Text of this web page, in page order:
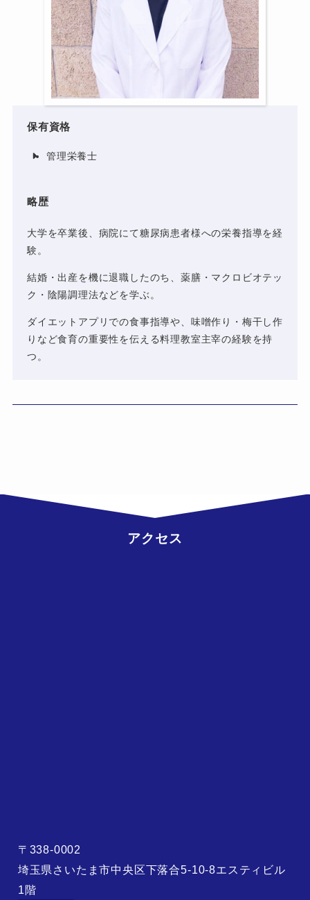
保有資格
管理栄養士
略歴
大学を卒業後、病院にて糖尿病患者様への栄養指導を経
験。
結婚・出産を機に退職したのち、薬膳・マクロビオテッ
ク・陰陽調理法などを学ぶ。
ダイエットアプリでの食事指導や、味噌作り・梅干し作
りなど食育の重要性を伝える料理教室主宰の経験を持
つ。
アクセス
〒338-0002
埼玉県さいたま市中央区下落合5-10-8エスティビル
1階